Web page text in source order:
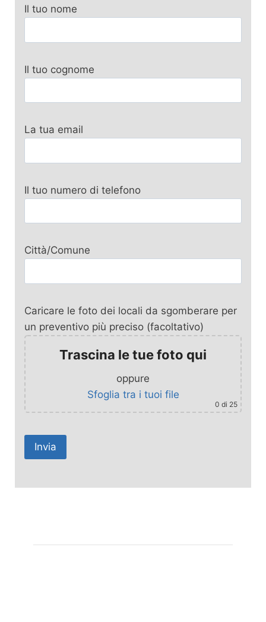
Il tuo nome
Il tuo cognome
La tua email
Il tuo numero di telefono
Città/Comune
Caricare le foto dei locali da sgomberare per
un preventivo più preciso (facoltativo)
Trascina le tue foto qui
oppure
Sfoglia tra i tuoi file
0 di 25
A